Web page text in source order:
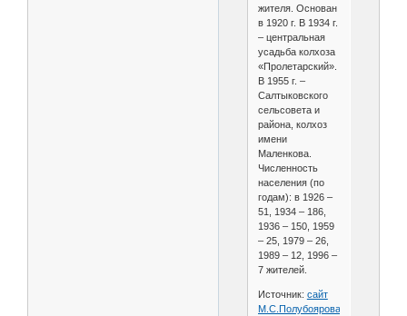
жителя. Основан
в 1920 г. В 1934 г.
– центральная
усадьба колхоза
«Пролетарский».
В 1955 г. –
Салтыковского
сельсовета и
района, колхоз
имени
Маленкова.
Численность
населения (по
годам): в 1926 –
51, 1934 – 186,
1936 – 150, 1959
– 25, 1979 – 26,
1989 – 12, 1996 –
7 жителей.
Источник: сайт
М.С.Полубоярова